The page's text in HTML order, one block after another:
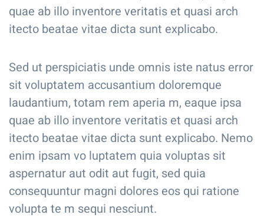
quae ab illo inventore veritatis et quasi arch
itecto beatae vitae dicta sunt explicabo.
Sed ut perspiciatis unde omnis iste natus error
sit voluptatem accusantium doloremque
laudantium, totam rem aperia m, eaque ipsa
quae ab illo inventore veritatis et quasi arch
itecto beatae vitae dicta sunt explicabo. Nemo
enim ipsam vo luptatem quia voluptas sit
aspernatur aut odit aut fugit, sed quia
consequuntur magni dolores eos qui ratione
volupta te m sequi nesciunt.